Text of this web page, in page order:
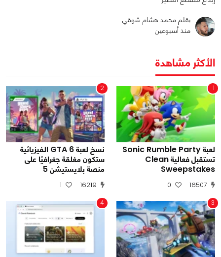
بقلم محمد هشام شوقي
منذ أسبوعين
الأكثر مشاهدة
1
لعبة Sonic Rumble Party
تستقبل فعالية Clean
Sweepstakes
16507
0
2
نسخ لعبة GTA 6 الفيزيائية
ستكون مغلقة جغرافيًا على
منصة بلايستيشن 5
16219
1
3
4